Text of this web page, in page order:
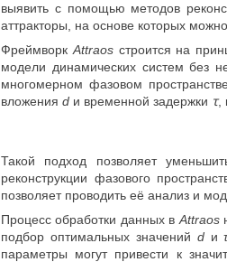
выявить с помощью методов
аттракторы, на основе которых
Фреймворк Attraosстроится на
модели динамических систем без
многомерном фазовом
вложения d и временной задержки ꚍ,
Такой подход позволяет
реконструкции фазового
позволяет проводить её анализ и
Процесс обработки данных в Attraos
подбор оптимальных значений dи
параметры могут привести к